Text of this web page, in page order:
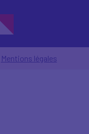
Mentions légales